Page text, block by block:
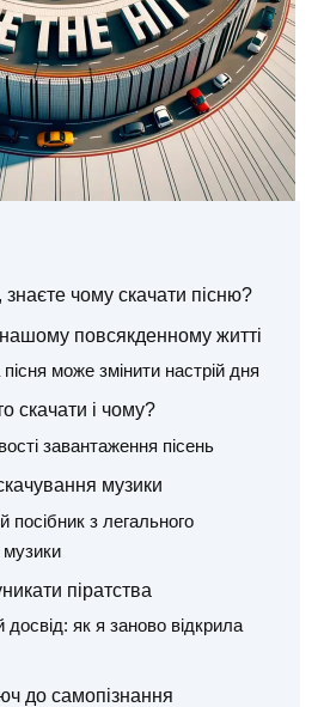
чому скачати пісню?
нашому повсякденному житті
може змінити настрій дня
скачати і чому?
завантаження пісень
музики
посібник з легального
піратства
досвід: як я заново відкрила
до самопізнання